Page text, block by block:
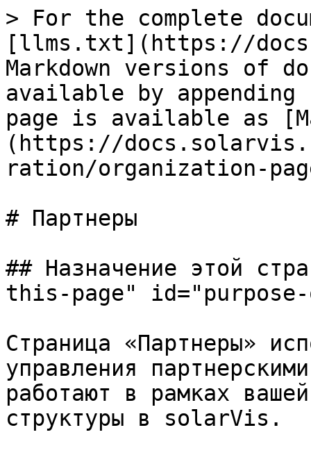
> For the complete
[llms.txt](https://
Markdown versions of
available by
page is available as
(https://
ration/organization-
# Партнеры
## Назначение этой
this-page"
Страница «Партнеры»
управления
работают в рамках
структуры в solarVis.